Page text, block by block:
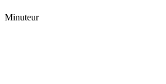
Minuteur